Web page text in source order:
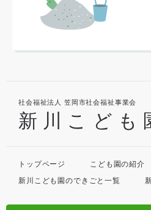
社会福祉法人 笠岡市社会福祉事業会
新川こども
トップページ こども園の紹介
新川こども園のできごと一覧